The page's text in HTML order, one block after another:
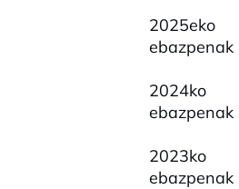
2025eko
ebazpenak
2024ko
ebazpenak
2023ko
ebazpenak